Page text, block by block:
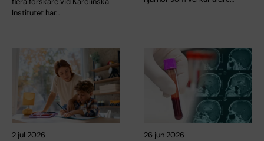
Institutet har…
2 jul 2026 26 jun 2026